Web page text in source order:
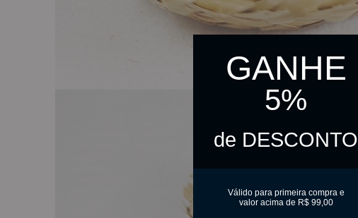
GANHE
5%
de DESCONTO
Válido para primeira compra e
valor acima de R$ 99,00